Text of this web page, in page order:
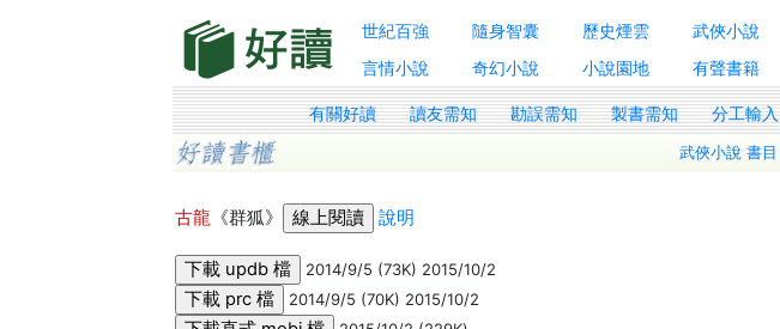
世紀百強 隨身智囊 歷史煙雲 武俠小說
言情小說
奇幻小說 小說園地 有聲書籍
有關好讀 讀友需知 勘誤需知 製書需知 分工輸入
武俠小說 書目
古龍 《群狐》 說明
2014/9/5 (73K) 2015/10/2
2014/9/5 (70K) 2015/10/2